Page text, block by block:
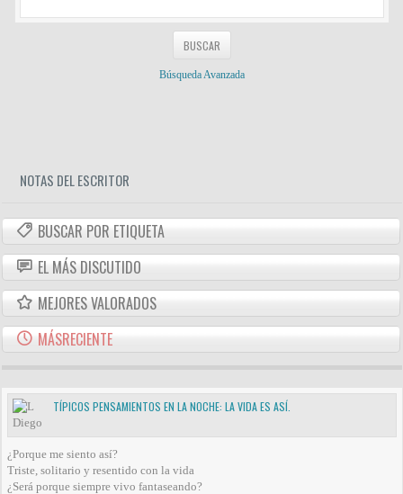
Búsqueda Avanzada
NOTAS DEL ESCRITOR
BUSCAR POR ETIQUETA
EL MÁS DISCUTIDO
MEJORES VALORADOS
MÁSRECIENTE
TÍPICOS PENSAMIENTOS EN LA NOCHE: LA VIDA ES ASÍ.
¿Porque me siento así?
Triste, solitario y resentido con la vida
¿Será porque siempre vivo fantaseando?